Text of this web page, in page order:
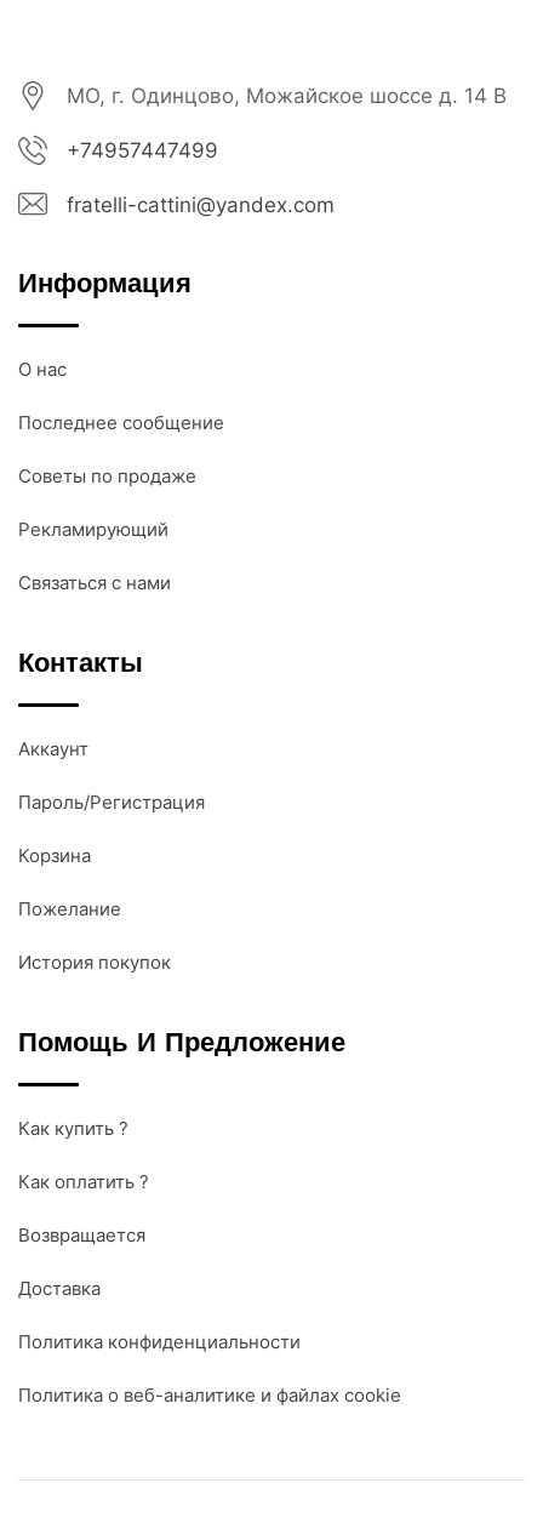
МО, г. Одинцово, Можайское шоссе д. 14 В
+74957447499
fratelli-cattini@yandex.com
Информация
О нас
Последнее сообщение
Советы по продаже
Рекламирующий
Связаться с нами
Контакты
Аккаунт
Пароль/Регистрация
Корзина
Пожелание
История покупок
Помощь И Предложение
Как купить ?
Как оплатить ?
Возвращается
Доставка
Политика конфиденциальности
Политика о веб-аналитике и файлах cookie